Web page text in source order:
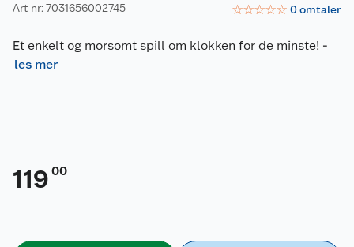
Art nr: 7031656002745 ☆☆☆☆☆ 0omtaler
Et enkelt og morsomt spill om klokken for de minste! -
les mer
119 00